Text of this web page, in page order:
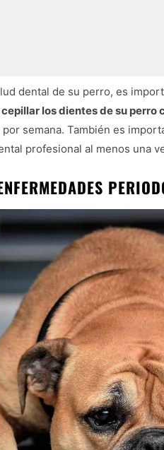
dental de su perro, es
cepillar los dientes de su perro
semana. También es
profesional al menos una